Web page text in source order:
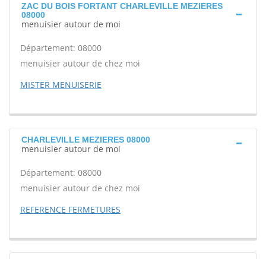
ZAC DU BOIS FORTANT CHARLEVILLE MEZIERES
08000
menuisier autour de moi
Département: 08000
menuisier autour de chez moi
MISTER MENUISERIE
CHARLEVILLE MEZIERES 08000
menuisier autour de moi
Département: 08000
menuisier autour de chez moi
REFERENCE FERMETURES